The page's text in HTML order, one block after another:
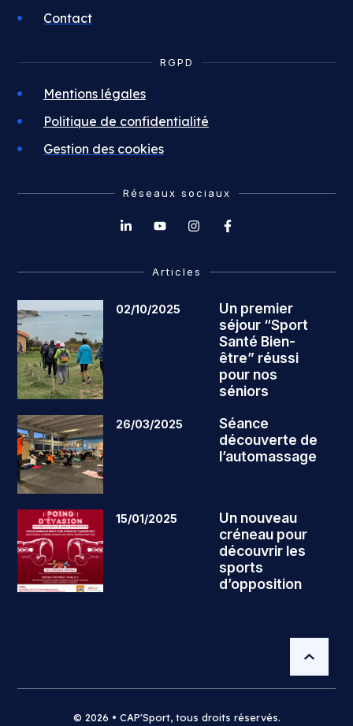
Contact
RGPD
Mentions légales
Politique de confidentialité
Gestion des cookies
Réseaux sociaux
Articles
02/10/2025
Un premier
séjour “Sport
Santé Bien-
être” réussi
pour nos
séniors
26/03/2025
Séance
découverte de
l’automassage
15/01/2025
Un nouveau
créneau pour
découvrir les
sports
d’opposition
© 2026 • CAP'Sport, tous droits réservés.